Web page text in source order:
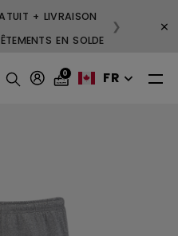
+ LIVRAISON
EN SOLDE
❯ ×
0 FR